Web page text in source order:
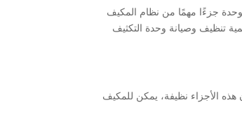
جزءًا مهمًا من نظام المكيف
تنظيف وصيانة وحدة التكثيف
هذه الأجزاء نظيفة، يمكن للمكيف